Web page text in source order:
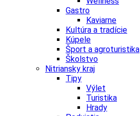
Gastro
Kaviarne
Kultúra a tradície
Kúpele
Šport a agroturistika
Školstvo
Nitriansky kraj
Tipy
Výlet
Turistika
Hrady